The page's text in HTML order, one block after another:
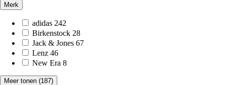
Merk
adidas 242
Birkenstock 28
Jack & Jones 67
Lenz 46
New Era 8
Meer tonen (187)